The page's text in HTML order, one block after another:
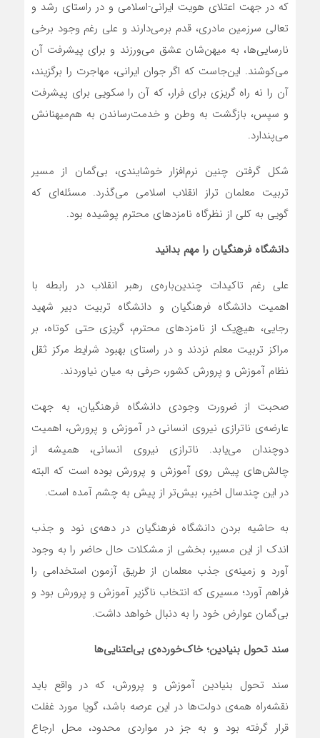
که در جهت اعتلای هویت ایرانی-اسلامی و در راستای رشد و
تعالی سرزمین مادری، قدم برمی‌دارند و علی رغم وجود برخی
نارسایی‌ها، به میهن‌شان عشق می‌ورزند و برای پیشرفت آن
می‌کوشند. این‌جاست که اگر جوان ایرانی، مهاجرت را برگزیند،
آن را نه راه گریزی برای فرار، که آن را سکویی برای پیشرفت
و سپس، بازگشت به وطن و خدمت‌رساندن به هم‌میهنانش
می‌پندارد.
شکل گرفتن چنین نرم‌افزار خوشایندی، بی‌گمان از مسیر
تربیت معلمان تراز انقلاب اسلامی می‌گذرد. مسئله‌ای که
گویی به کلی از نظرگاه نامزدهای محترم پوشیده بود.
دانشگاه فرهنگیان را مهم بدانید
علی رغم تاکیدات چندین‌باره‌ی رهبر انقلاب در رابطه با
اهمیت دانشگاه فرهنگیان و دانشگاه تربیت دبیر شهید
رجایی، هیچ‌یک از نامزدهای محترم، گریزی حتی کوتاه، بر
مراکز تربیت معلم نزدند و در راستای بهبود شرایط مرکز ثقل
نظام آموزش و پرورش کشور، حرفی به میان نیاوردند.
صحبت از ضرورت وجودی دانشگاه فرهنگیان، به جهت
عارضه‌ی ناترازی نیروی انسانی در آموزش و پرورش، اهمیت
دوچندان می‌یابد. ناترازی نیروی انسانی، همیشه از
چالش‌های پیش روی آموزش و پرورش بوده است که البته
در این چندسال اخیر، بیش‌تر از پیش به چشم آمده است.
به حاشیه بردن دانشگاه فرهنگیان در دهه‌ی نود و جذب
اندک از این مسیر، بخشی از مشکلات حال حاضر را به وجود
آورد و زمینه‌ی جذب معلمان از طریق آزمون استخدامی را
فراهم آورد؛ مسیری که انتخاب ناگزیر آموزش و پرورش بود و
بی‌گمان عوارض خود را به دنبال خواهد داشت.
سند تحول بنیادین؛ خاک‌خورده‌ی بی‌اعتنایی‌ها
سند تحول بنیادین آموزش و پرورش، که در واقع باید
نقشه‌راه همه‌ی دولت‌ها در این عرصه باشد، گویا مورد غفلت
قرار گرفته بود و به جز در مواردی محدود، محل ارجاع